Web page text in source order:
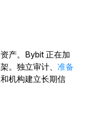
产。Bybit 正在加
。独立审计、 准备
机构建立长期信